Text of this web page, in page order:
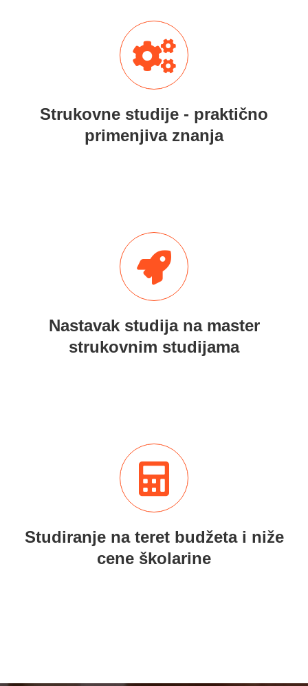
Strukovne studije - praktično
primenjiva znanja
Nastavak studija na master
strukovnim studijama
Studiranje na teret budžeta i niže
cene školarine